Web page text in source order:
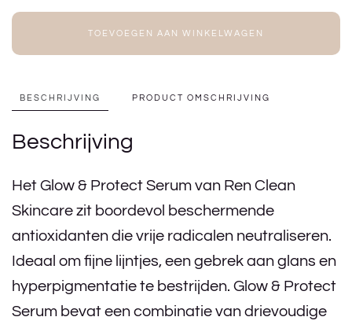
TOEVOEGEN AAN WINKELWAGEN
BESCHRIJVING PRODUCT OMSCHRIJVING
Beschrijving
Het Glow & Protect Serum van Ren Clean
Skincare zit boordevol beschermende
antioxidanten die vrije radicalen neutraliseren.
Ideaal om fijne lijntjes, een gebrek aan glans en
hyperpigmentatie te bestrijden. Glow & Protect
Serum bevat een combinatie van drievoudige